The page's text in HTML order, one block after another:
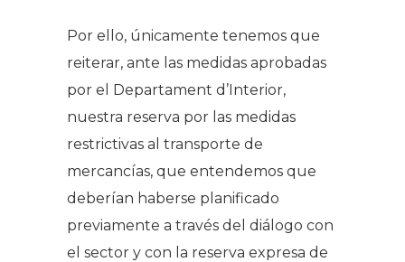
Por ello, únicamente tenemos que
reiterar, ante las medidas aprobadas
por el Departament d’Interior,
nuestra reserva por las medidas
restrictivas al transporte de
mercancías, que entendemos que
deberían haberse planificado
previamente a través del diálogo con
el sector y con la reserva expresa de